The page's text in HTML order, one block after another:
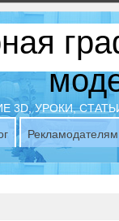
3D, УРОКИ,
Рекламодателям